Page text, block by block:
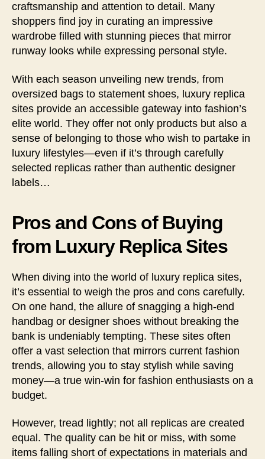
craftsmanship and attention to detail. Many
shoppers find joy in curating an impressive
wardrobe filled with stunning pieces that mirror
runway looks while expressing personal style.
With each season unveiling new trends, from
oversized bags to statement shoes, luxury replica
sites provide an accessible gateway into fashion’s
elite world. They offer not only products but also a
sense of belonging to those who wish to partake in
luxury lifestyles—even if it’s through carefully
selected replicas rather than authentic designer
labels…
Pros and Cons of Buying
from Luxury Replica Sites
When diving into the world of luxury replica sites,
it’s essential to weigh the pros and cons carefully.
On one hand, the allure of snagging a high-end
handbag or designer shoes without breaking the
bank is undeniably tempting. These sites often
offer a vast selection that mirrors current fashion
trends, allowing you to stay stylish while saving
money—a true win-win for fashion enthusiasts on a
budget.
However, tread lightly; not all replicas are created
equal. The quality can be hit or miss, with some
items falling short of expectations in materials and